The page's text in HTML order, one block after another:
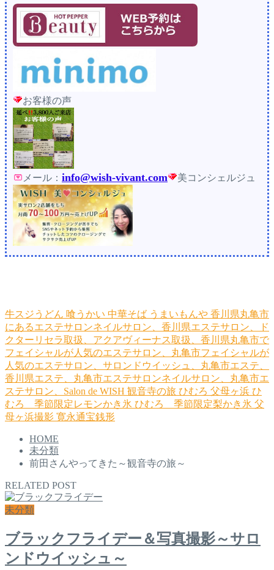
お客様の声
メール： info@wish-vivant.com 美コンシェルジュ
牛スジうどん 喰うかい 中華そば うまいもんや 香川県丸亀市
にあるエステサロンネイルサロン、香川県エステサロン、ド
クターリセラ取扱、アクアヴィーナス取扱、香川県丸亀市で
フェイシャルが人気のエステサロン、丸亀市フェイシャルが
人気のエステサロン、サロンドウイッシュ、丸亀市エステ、
香川県エステ、丸亀市エステサロンネイルサロン、丸亀市エ
ステサロン、Salon de WISH 観音寺の旅 ひむろ 父母ヶ浜 ひ
むろ 季節限定レモンかき氷 ひむろ 季節限定梨かき氷 父
母ヶ浜撮影 寛永通宝銭形
HOME
未分類
前田さんやってきた～観音寺の旅～
RELATED POST
未分類
ブラックフライデー＆写真撮影～サロ
ンドウイッシュ～